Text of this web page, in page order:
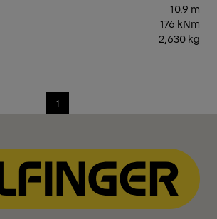
10.9 m
176 kNm
2,630 kg
1